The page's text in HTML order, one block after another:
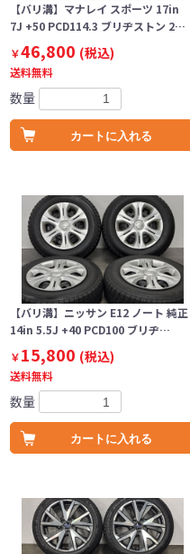
【バリ溝】マナレイ スポーツ 17in
7J +50 PCD114.3 ブリヂストン 2…
￥46,800 (税込)
送料無料
数量
カートに入れる
【バリ溝】ニッサン E12 ノート 純正
14in 5.5J +40 PCD100 ブリヂ…
￥15,800 (税込)
送料無料
数量
カートに入れる